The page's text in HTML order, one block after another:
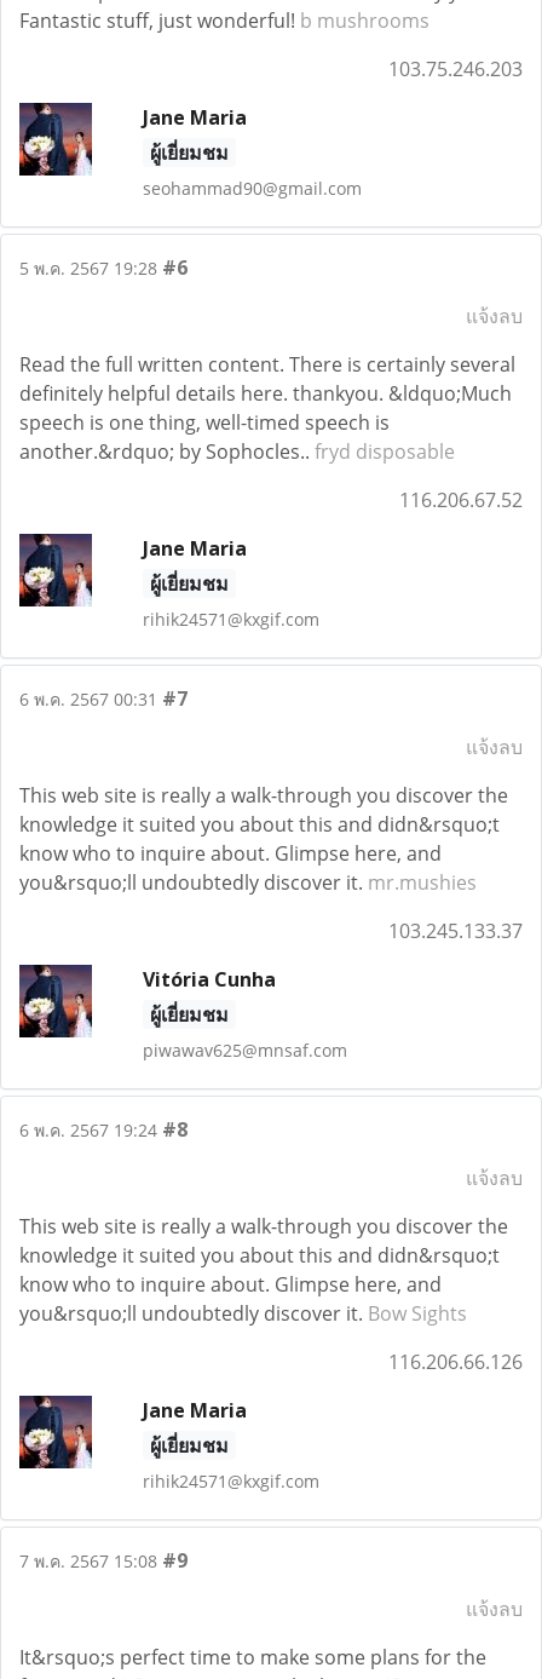
Fantastic stuff, just wonderful! b mushrooms
103.75.246.203
Jane Maria
ผู้เยี่ยมชม
seohammad90@gmail.com
5 พ.ค. 2567 19:28 #6
แจ้งลบ
Read the full written content. There is certainly several
definitely helpful details here. thankyou. &ldquo;Much
speech is one thing, well-timed speech is
another.&rdquo; by Sophocles.. fryd disposable
116.206.67.52
Jane Maria
ผู้เยี่ยมชม
rihik24571@kxgif.com
6 พ.ค. 2567 00:31 #7
แจ้งลบ
This web site is really a walk-through you discover the
knowledge it suited you about this and didn&rsquo;t
know who to inquire about. Glimpse here, and
you&rsquo;ll undoubtedly discover it. mr.mushies
103.245.133.37
Vitória Cunha
ผู้เยี่ยมชม
piwawav625@mnsaf.com
6 พ.ค. 2567 19:24 #8
แจ้งลบ
This web site is really a walk-through you discover the
knowledge it suited you about this and didn&rsquo;t
know who to inquire about. Glimpse here, and
you&rsquo;ll undoubtedly discover it. Bow Sights
116.206.66.126
Jane Maria
ผู้เยี่ยมชม
rihik24571@kxgif.com
7 พ.ค. 2567 15:08 #9
แจ้งลบ
It&rsquo;s perfect time to make some plans for the